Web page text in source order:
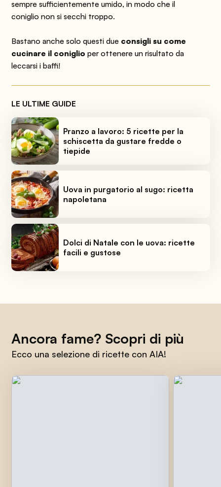
sempre sufficientemente umido, in modo che il
coniglio non si secchi troppo.
Bastano anche solo questi due consigli su come
cucinare il coniglio per ottenere un risultato da
leccarsi i baffi!
LE ULTIME GUIDE
Pranzo a lavoro: 5 ricette per la
schiscetta da gustare fredde o
tiepide
Uova in purgatorio al sugo: ricetta
napoletana
Dolci di Natale con le uova: ricette
facili e gustose
Ancora fame? Scopri di più
Ecco una selezione di ricette con AIA!